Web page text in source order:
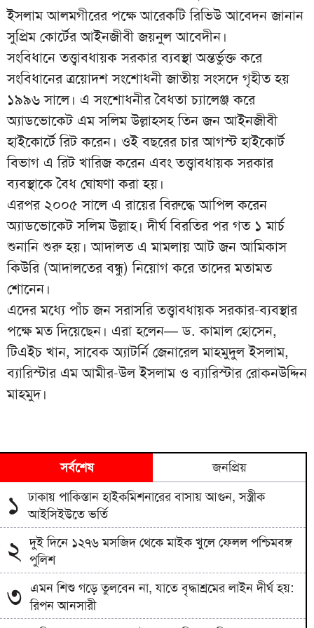
ইসলাম আলমগীরের পক্ষে আরেকটি রিভিউ আবেদন জানান
সুপ্রিম কোর্টের আইনজীবী জয়নুল আবেদীন।
সংবিধানে তত্ত্বাবধায়ক সরকার ব্যবস্থা অন্তর্ভুক্ত করে
সংবিধানের ত্রয়োদশ সংশোধনী জাতীয় সংসদে গৃহীত হয়
১৯৯৬ সালে। এ সংশোধনীর বৈধতা চ্যালেঞ্জ করে
অ্যাডভোকেট এম সলিম উল্লাহসহ তিন জন আইনজীবী
হাইকোর্টে রিট করেন। ওই বছরের চার আগস্ট হাইকোর্ট
বিভাগ এ রিট খারিজ করেন এবং তত্ত্বাবধায়ক সরকার
ব্যবস্থাকে বৈধ ঘোষণা করা হয়।
এরপর ২০০৫ সালে এ রায়ের বিরুদ্ধে আপিল করেন
অ্যাডভোকেট সলিম উল্লাহ। দীর্ঘ বিরতির পর গত ১ মার্চ
শুনানি শুরু হয়। আদালত এ মামলায় আট জন আমিকাস
কিউরি (আদালতের বন্ধু) নিয়োগ করে তাদের মতামত
শোনেন।
এদের মধ্যে পাঁচ জন সরাসরি তত্ত্বাবধায়ক সরকার-ব্যবস্থার
পক্ষে মত দিয়েছেন। এরা হলেন— ড. কামাল হোসেন,
টিএইচ খান, সাবেক অ্যাটর্নি জেনারেল মাহমুদুল ইসলাম,
ব্যারিস্টার এম আমীর-উল ইসলাম ও ব্যারিস্টার রোকনউদ্দিন
মাহমুদ।
সর্বশেষ জনপ্রিয়
১ ঢাকায় পাকিস্তান হাইকমিশনারের বাসায় আগুন, সস্ত্রীক
আইসিইউতে ভর্তি
২
দুই দিনে ১২৭৬ মসজিদ থেকে মাইক খুলে ফেলল পশ্চিমবঙ্গ
পুলিশ
৩ এমন শিশু গড়ে তুলবেন না, যাতে বৃদ্ধাশ্রমের লাইন দীর্ঘ হয়:
রিপন আনসারী